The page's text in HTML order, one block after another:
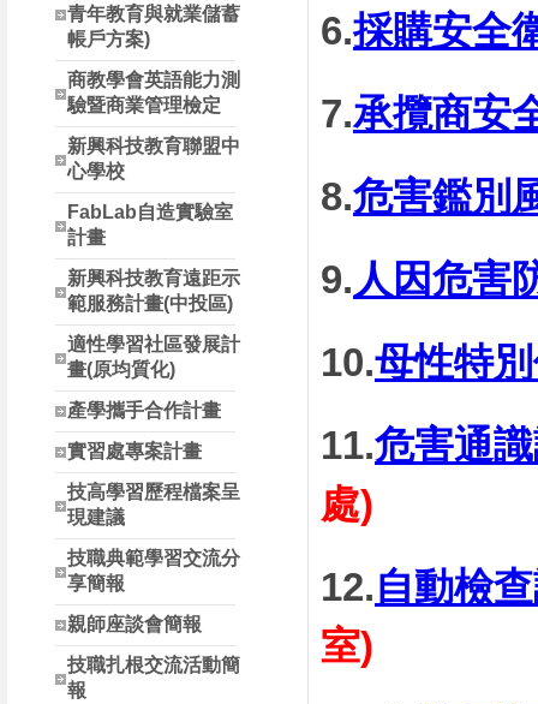
青年教育與就業儲蓄
帳戶方案)
商教學會英語能力測
驗暨商業管理檢定
新興科技教育聯盟中
心學校
FabLab自造實驗室
計畫
新興科技教育遠距示
範服務計畫(中投區)
適性學習社區發展計
畫(原均質化)
產學攜手合作計畫
實習處專案計畫
技高學習歷程檔案呈
現建議
技職典範學習交流分
享簡報
親師座談會簡報
技職扎根交流活動簡
報
6.採購安全
7.承攬商安
8.危害鑑別
9.人因危害
10.母性特
11.危害通
處)
12.自動檢
室)